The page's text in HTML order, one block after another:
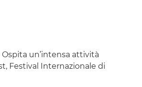
un’intensa attività
Festival Internazionale di